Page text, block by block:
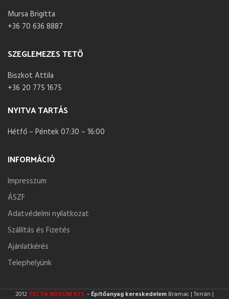
Mursa Brigitta
+36 70 636 8887
SZEGLEMEZES TETŐ
Biszkot Attila
+36 20 775 1675
NYITVA TARTÁS
Hétfő – Péntek 07:30 – 16:00
INFORMÁCIÓ
Impresszum
ÁSZF
Adatvédelmi nyilatkozat
Szállítás és Fizetés
Ajánlatkérés
Telephelyünk
2012 TECTA NOVUM Kft. - Építőanyag kereskedelem Bramac | Terrán |